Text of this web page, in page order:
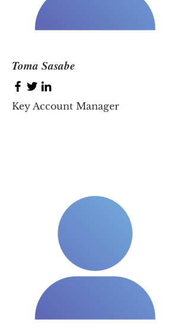
Toma Sasabe
Key Account Manager